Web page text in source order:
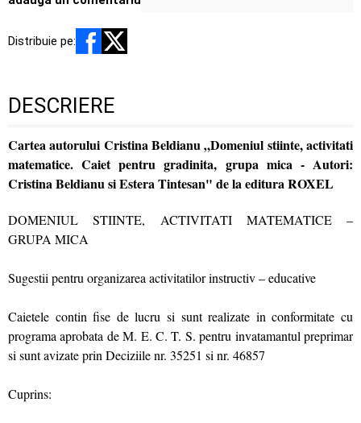
Distribuie pe:
DESCRIERE
Cartea autorului Cristina Beldianu „Domeniul stiinte, activitati
matematice. Caiet pentru gradinita, grupa mica - Autori:
Cristina Beldianu si Estera Tintesan" de la editura ROXEL
DOMENIUL STIINTE, ACTIVITATI MATEMATICE –
GRUPA MICA
Sugestii pentru organizarea activitatilor instructiv – educative
Caietele contin fise de lucru si sunt realizate in conformitate cu
programa aprobata de M. E. C. T. S. pentru invatamantul preprimar
si sunt avizate prin Deciziile nr. 35251 si nr. 46857
Cuprins: